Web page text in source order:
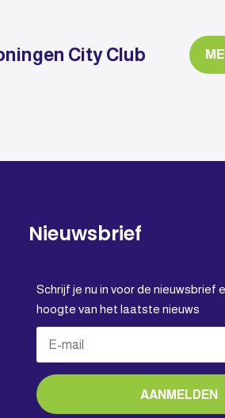
City Club
Nieuwsbrief
Schrijf je nu in voor de nieuwsbrief
hoogte van het laatste nieuws
AANMELDEN